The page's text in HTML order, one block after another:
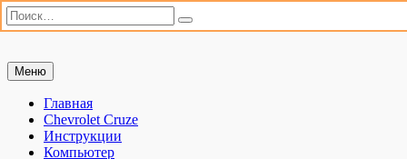
Искать:
Поиск
Перейти
к
содержимому
Мастерим сами
«Мастерим сами» — сайт для практиков. Ремонт автомобиля,
настройка компьютера, дачные хлопоты и полезные хобби. Всё,
что можно сделать своими руками.
Меню
Главная
Chevrolet Cruze
Инструкции
Компьютер